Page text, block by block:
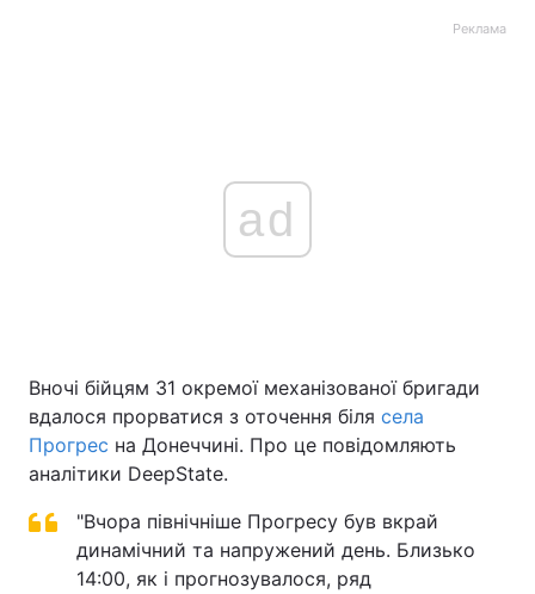
Головна Війна
Україна Політика
Спорт Наука
Реклама
ad
Вночі бійцям 31 окремої механізованої бригади
вдалося прорватися з оточення біля села
Прогрес на Донеччині. Про це повідомляють
аналітики DeepState.
"Вчора північніше Прогресу був вкрай
динамічний та напружений день. Близько
14:00, як і прогнозувалося, ряд